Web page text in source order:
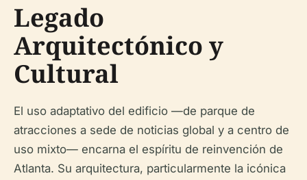
Legado
Arquitectónico y
Cultural
El uso adaptativo del edificio —de parque de
atracciones a sede de noticias global y a centro de
uso mixto— encarna el espíritu de reinvención de
Atlanta. Su arquitectura, particularmente la icónica